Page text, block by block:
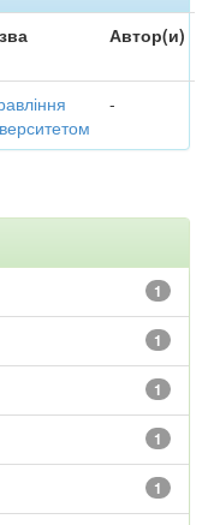
Автор(и)
-
1
1
1
1
1